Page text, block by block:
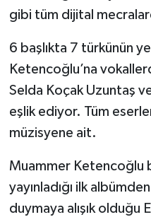
gibi tüm dijital
6 başlıkta 7 türkünün
Ketencoğlu’na
Selda Koçak Uzuntaş
eşlik ediyor. Tüm
müzisyene ait.
Muammer Ketencoğlu
yayınladığı ilk
duymaya alışık olduğu